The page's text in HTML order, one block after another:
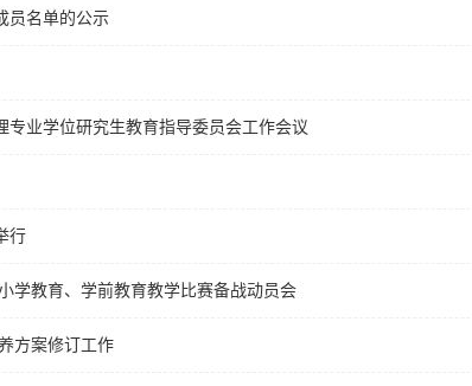
员名单的公示
专业学位研究生教育指导委员会工作会议
行
教育、学前教育教学比赛备战动员会
方案修订工作